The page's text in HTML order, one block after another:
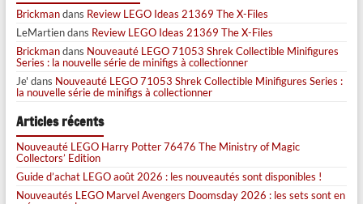
Brickmandans Review LEGO Ideas 21369 The X-Files
LeMartiendans Review LEGO Ideas 21369 The X-Files
Brickmandans Nouveauté LEGO 71053 Shrek Collectible Minifigures
Series : la nouvelle série de minifigs à collectionner
Je' dans Nouveauté LEGO 71053 Shrek Collectible Minifigures Series :
la nouvelle série de minifigs à collectionner
Articles récents
Nouveauté LEGO Harry Potter 76476 The Ministry of Magic
Collectors’ Edition
Guide d’achat LEGO août 2026 : les nouveautés sont disponibles !
Nouveautés LEGO Marvel Avengers Doomsday 2026 : les sets sont en